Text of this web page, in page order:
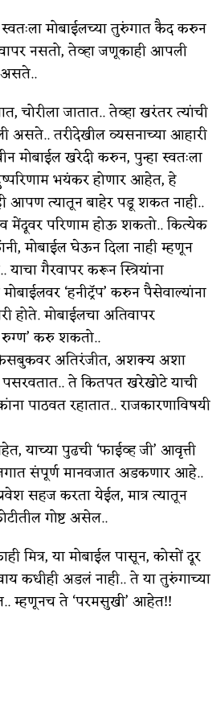
मोबाईलच्या तुरुंगात कैद करुन
नसतो, तेव्हा जणूकाही आपली
असते..
चोरीला जातात.. तेव्हा खरंतर त्यांची
तरीदेखील व्यसनाच्या आहारी
मोबाईल खरेदी करुन, पुन्हा स्वतःला
भयंकर होणार आहेत, हे
आपण त्यातून बाहेर पडू शकत नाही..
मेंदूवर परिणाम होऊ शकतो.. कित्येक
मोबाईल घेऊन दिला नाही म्हणून
गैरवापर करून स्त्रियांना
‘हनीट्रॅप’ करुन पैसेवाल्यांना
होते. मोबाईलचा अतिवापर
रुग्ण’ करु शकतो..
अतिरंजीत, अशक्य अशा
पसरवतात.. ते कितपत खरेखोटे याची
पाठवत रहातात.. राजकारणाविषयी
याच्या पुढची ‘फाईव्ह जी’ आवृत्ती
संपूर्ण मानवजात अडकणार आहे..
सहज करता येईल, मात्र त्यातून
गोष्ट असेल..
मित्र, या मोबाईल पासून, कोसों दूर
कधीही अडलं नाही.. ते या तुरुंगाच्या
म्हणूनच ते ‘परमसुखी’ आहेत!!